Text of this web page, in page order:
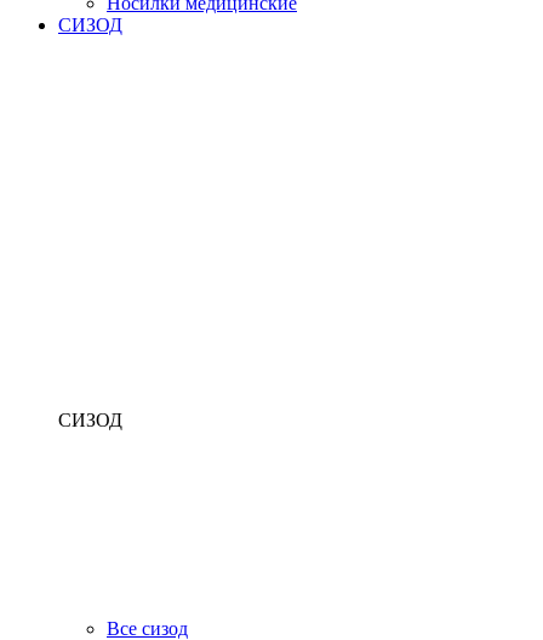
СИЗОД
СИЗОД
Все сизод